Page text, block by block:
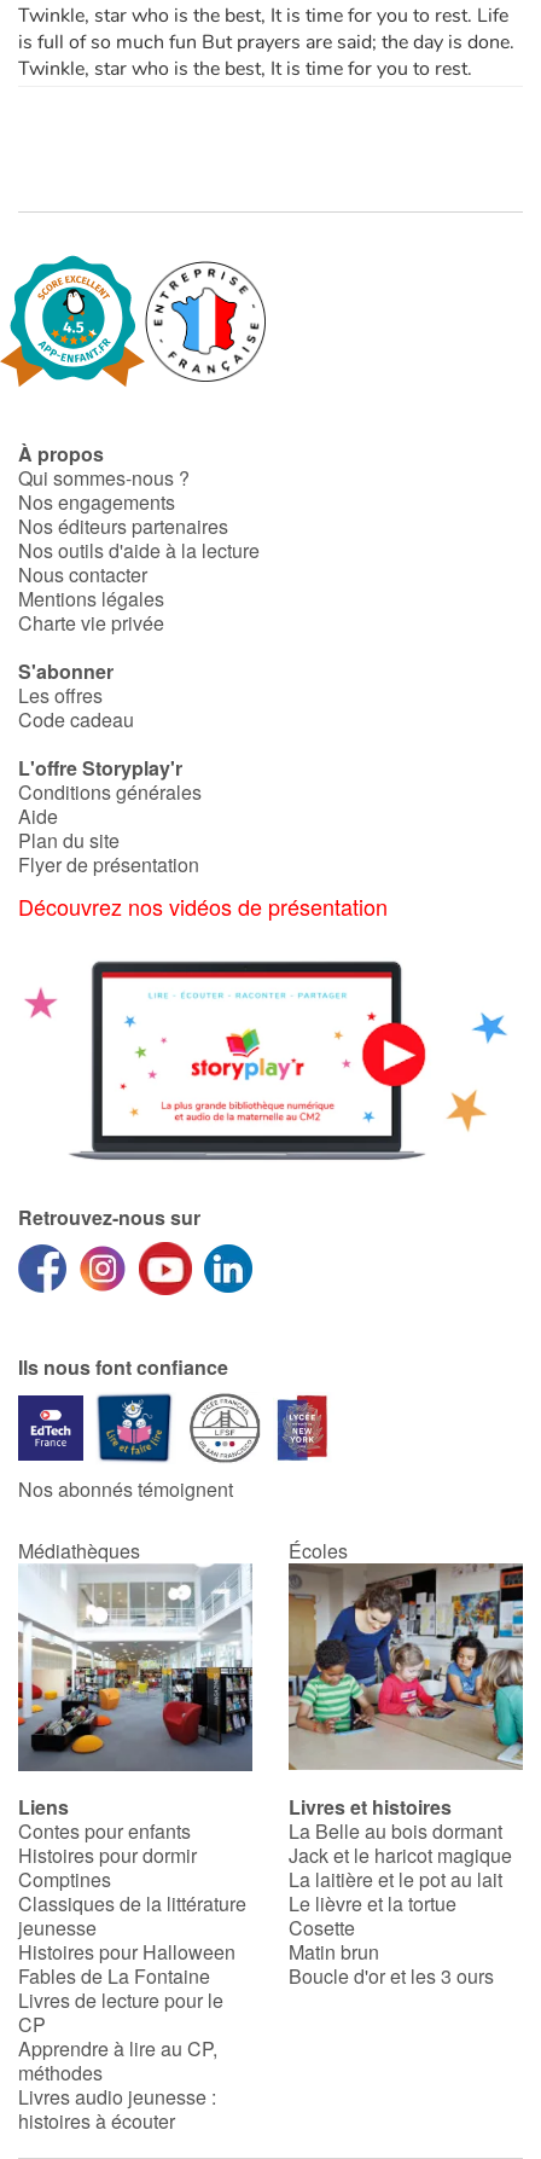
Twinkle, star who is the best, It is time for you to rest. Life
is full of so much fun But prayers are said; the day is done.
Twinkle, star who is the best, It is time for you to rest.
À propos
Qui sommes-nous ?
Nos engagements
Nos éditeurs partenaires
Nos outils d'aide à la lecture
Nous contacter
Mentions légales
Charte vie privée
S'abonner
Les offres
Code cadeau
L'offre Storyplay'r
Conditions générales
Aide
Plan du site
Flyer de présentation
Découvrez nos vidéos de présentation
Retrouvez-nous sur
Ils nous font confiance
Nos abonnés témoignent
Médiathèques Écoles
Liens
Contes pour enfants
Histoires pour dormir
Comptines
Classiques de la littérature
jeunesse
Histoires pour Halloween
Fables de La Fontaine
Livres de lecture pour le
CP
Apprendre à lire au CP,
méthodes
Livres audio jeunesse :
histoires à écouter
Livres et histoires
La Belle au bois dormant
Jack et le haricot magique
La laitière et le pot au lait
Le lièvre et la tortue
Cosette
Matin brun
Boucle d'or et les 3 ours